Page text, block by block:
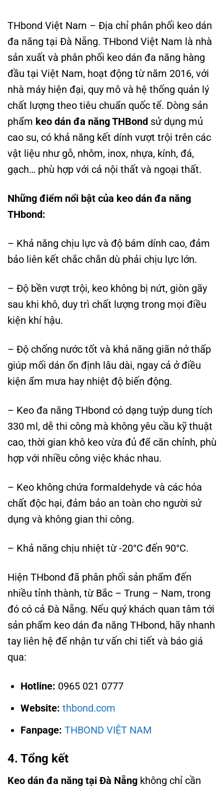
THbond Việt Nam – Địa chỉ phân phối keo dán
đa năng tại Đà Nẵng. THbond Việt Nam là nhà
sản xuất và phân phối keo dán đa năng hàng
đầu tại Việt Nam, hoạt động từ năm 2016, với
nhà máy hiện đại, quy mô và hệ thống quản lý
chất lượng theo tiêu chuẩn quốc tế. Dòng sản
phẩm keo dán đa năng THBond sử dụng mủ
cao su, có khả năng kết dính vượt trội trên các
vật liệu như gỗ, nhôm, inox, nhựa, kính, đá,
gạch… phù hợp với cả nội thất và ngoại thất.
Những điểm nổi bật của keo dán đa năng
THbond:
– Khả năng chịu lực và độ bám dính cao, đảm
bảo liên kết chắc chắn dù phải chịu lực lớn.
– Độ bền vượt trội, keo không bị nứt, giòn gãy
sau khi khô, duy trì chất lượng trong mọi điều
kiện khí hậu.
– Độ chống nước tốt và khả năng giãn nở thấp
giúp mối dán ổn định lâu dài, ngay cả ở điều
kiện ẩm mưa hay nhiệt độ biến động.
– Keo đa năng THbond có dạng tuýp dung tích
330 ml, dễ thi công mà không yêu cầu kỹ thuật
cao, thời gian khô keo vừa đủ để căn chỉnh, phù
hợp với nhiều công việc khác nhau.
– Keo không chứa formaldehyde và các hóa
chất độc hại, đảm bảo an toàn cho người sử
dụng và không gian thi công.
– Khả năng chịu nhiệt từ -20°C đến 90°C.
Hiện THbond đã phân phối sản phẩm đến
nhiều tỉnh thành, từ Bắc – Trung – Nam, trong
đó có cả Đà Nẵng. Nếu quý khách quan tâm tới
sản phẩm keo dán đa năng THbond, hãy nhanh
tay liên hệ để nhận tư vấn chi tiết và báo giá
qua:
Hotline: 0965 021 0777
Website: thbond.com
Fanpage: THBOND VIỆT NAM
4. Tổng kết
Keo dán đa năng tại Đà Nẵng không chỉ cần